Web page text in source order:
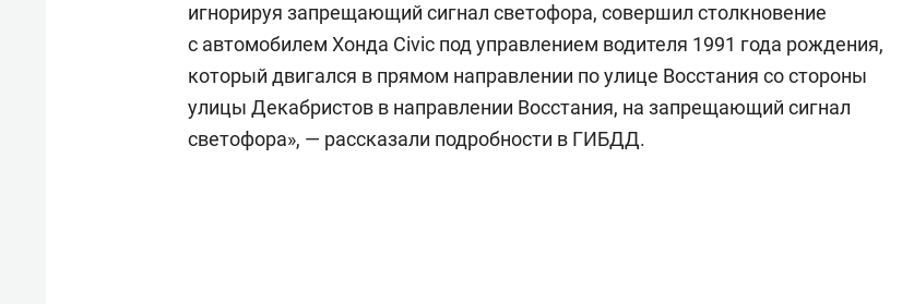
игнорируя запрещающий сигнал светофора, совершил столкновение
с автомобилем Хонда Civic под управлением водителя 1991 года рождения,
который двигался в прямом направлении по улице Восстания со стороны
улицы Декабристов в направлении Восстания, на запрещающий сигнал
светофора», — рассказали подробности в ГИБДД.